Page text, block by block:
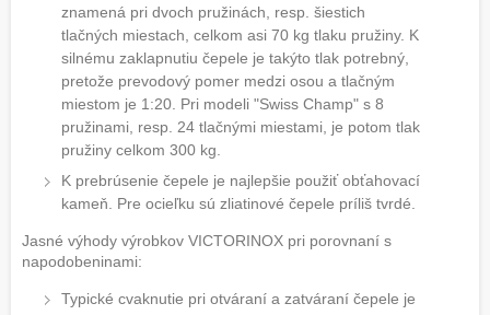
znamená pri dvoch pružinách, resp. šiestich
tlačných miestach, celkom asi 70 kg tlaku pružiny. K
silnému zaklapnutiu čepele je takýto tlak potrebný,
pretože prevodový pomer medzi osou a tlačným
miestom je 1:20. Pri modeli "Swiss Champ" s 8
pružinami, resp. 24 tlačnými miestami, je potom tlak
pružiny celkom 300 kg.
K prebrúsenie čepele je najlepšie použiť obťahovací
kameň. Pre ocieľku sú zliatinové čepele príliš tvrdé.
Jasné výhody výrobkov VICTORINOX pri porovnaní s
napodobeninami:
Typické cvaknutie pri otváraní a zatváraní čepele je